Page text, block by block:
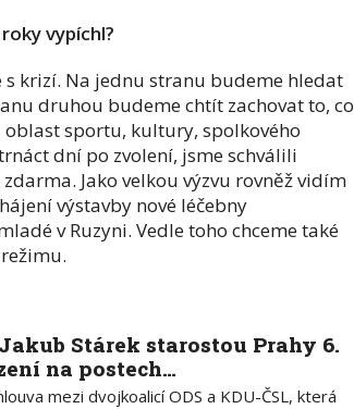
vypíchl?
krizí. Na jednu stranu budeme hledat
druhou budeme chtít zachovat to, co
sportu, kultury, spolkového
dní po zvolení, jsme schválili
Jako velkou výzvu rovněž vidím
výstavby nové léčebny
v Ruzyni. Vedle toho chceme také
Jakub Stárek starostou Prahy 6.
na postech…
mezi dvojkoalicí ODS a KDU-ČSL, která